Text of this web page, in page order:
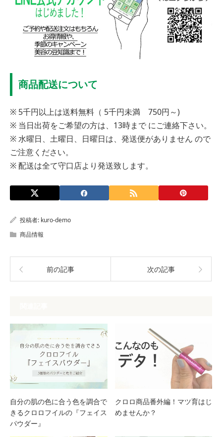
商品配送について
※ 5千円以上は送料無料（ 5千円未満 750円～)
※ 当日出荷をご希望の方は、13時まで にご連絡下さい。
※ 水曜日、土曜日、日曜日は、発送便がありません ので
ご注意ください。
※ 配送は全て守口店より発送致します。
投稿者: kuro-demo
商品情報
前の記事 次の記事
自分の肌の色に合う色を調合で
きるクロロフイルの『フェイス
パウダー』
クロロ商品番外編！マツ育はじ
めませんか？